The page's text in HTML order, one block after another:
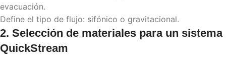
evacuación.
Define el tipo de flujo: sifónico o gravitacional.
2. Selección de materiales para un sistema
QuickStream